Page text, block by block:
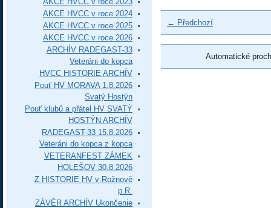
← Předchozí
Automatické
AKCE HVCC v roce 2024
AKCE HVCC v roce 2025
AKCE HVCC v roce 2026
ARCHÍV RADEGAST-33
Veteráni do kopca
HVCC HISTORIE ARCHÍV
Pouť HV MORAVA 1.8.2026
Svatý Hostýn
Pouť klubů a přátel HV SVATÝ
HOSTÝN ARCHÍV
RADEGAST-33 15.8.2026
Veteráni do kopca z kopca
VETERANFEST ZÁMEK
HOLEŠOV 30.8.2026
Z HISTORIE HV v Rožnově
p.R.
ZÁVĚR ARCHÍV Ukončenie